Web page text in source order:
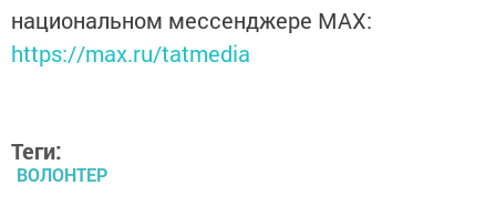
национальном мессенджере MАХ:
https://max.ru/tatmedia
Теги:
ВОЛОНТЕР